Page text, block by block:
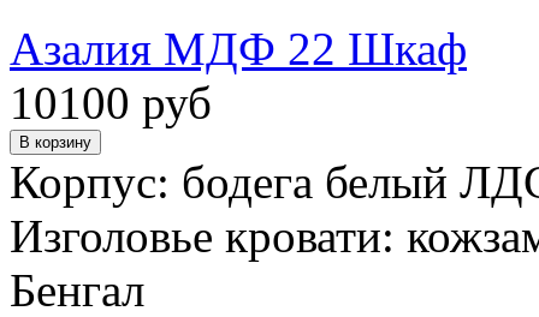
Азалия МДФ 22 Шкаф
10100 руб
Корпус: бодега белый
Изголовье кровати:
Бенгал